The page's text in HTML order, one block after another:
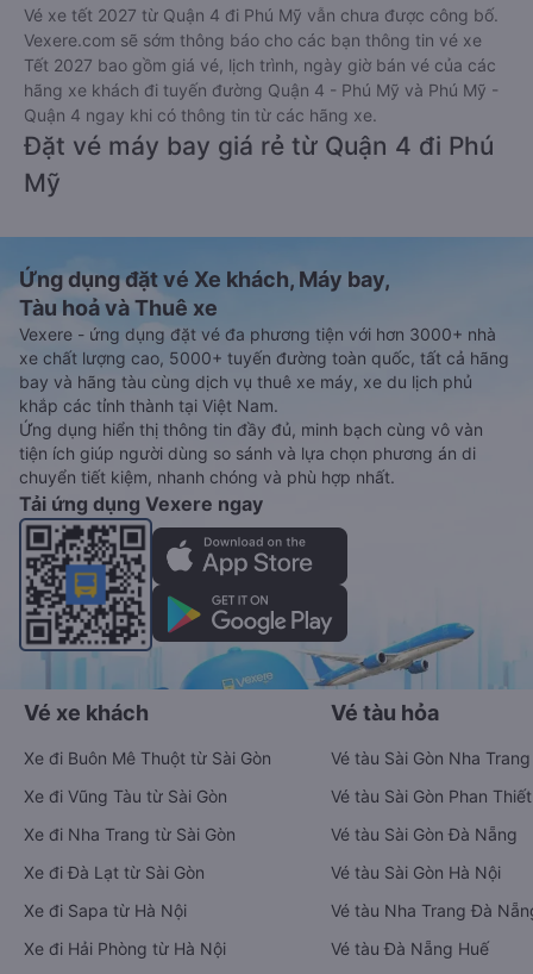
Vé xe tết 2027 từ Quận 4 đi Phú Mỹ vẫn chưa được công bố.
Vexere.com sẽ sớm thông báo cho các bạn thông tin vé xe
Tết 2027 bao gồm giá vé, lịch trình, ngày giờ bán vé của các
hãng xe khách đi tuyến đường Quận 4 - Phú Mỹ và Phú Mỹ -
Quận 4 ngay khi có thông tin từ các hãng xe.
Đặt vé máy bay giá rẻ từ Quận 4 đi Phú
Mỹ
Ứng dụng đặt vé Xe khách, Máy bay,
Tàu hoả và Thuê xe
Vexere - ứng dụng đặt vé đa phương tiện với hơn 3000+ nhà
xe chất lượng cao, 5000+ tuyến đường toàn quốc, tất cả hãng
bay và hãng tàu cùng dịch vụ thuê xe máy, xe du lịch phủ
khắp các tỉnh thành tại Việt Nam.
Ứng dụng hiển thị thông tin đầy đủ, minh bạch cùng vô vàn
tiện ích giúp người dùng so sánh và lựa chọn phương án di
chuyển tiết kiệm, nhanh chóng và phù hợp nhất.
Tải ứng dụng Vexere ngay
Vé xe khách
Xe đi Buôn Mê Thuột từ Sài Gòn
Xe đi Vũng Tàu từ Sài Gòn
Xe đi Nha Trang từ Sài Gòn
Xe đi Đà Lạt từ Sài Gòn
Xe đi Sapa từ Hà Nội
Xe đi Hải Phòng từ Hà Nội
Vé tàu hỏa
Vé tàu Sài Gòn Nha Trang
Vé tàu Sài Gòn Phan Thiết
Vé tàu Sài Gòn Đà Nẵng
Vé tàu Sài Gòn Hà Nội
Vé tàu Nha Trang Đà
Vé tàu Đà Nẵng Huế